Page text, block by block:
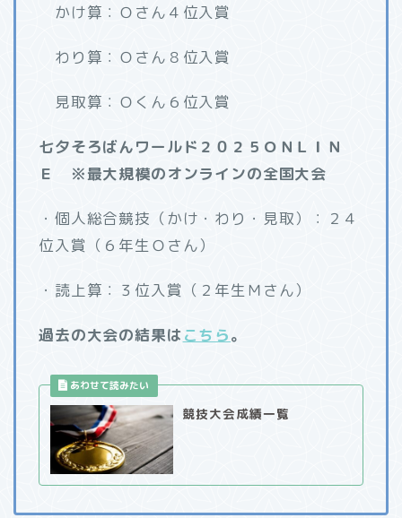
かけ算：Ｏさん４位入賞
わり算：Ｏさん８位入賞
見取算：Ｏくん６位入賞
七夕そろばんワールド２０２５ＯＮＬＩＮ
Ｅ ※最大規模のオンラインの全国大会
・個人総合競技（かけ・わり・見取）：２４
位入賞（６年生Ｏさん）
・読上算：３位入賞（２年生Ｍさん）
過去の大会の結果は こちら。
競技大会成績一覧